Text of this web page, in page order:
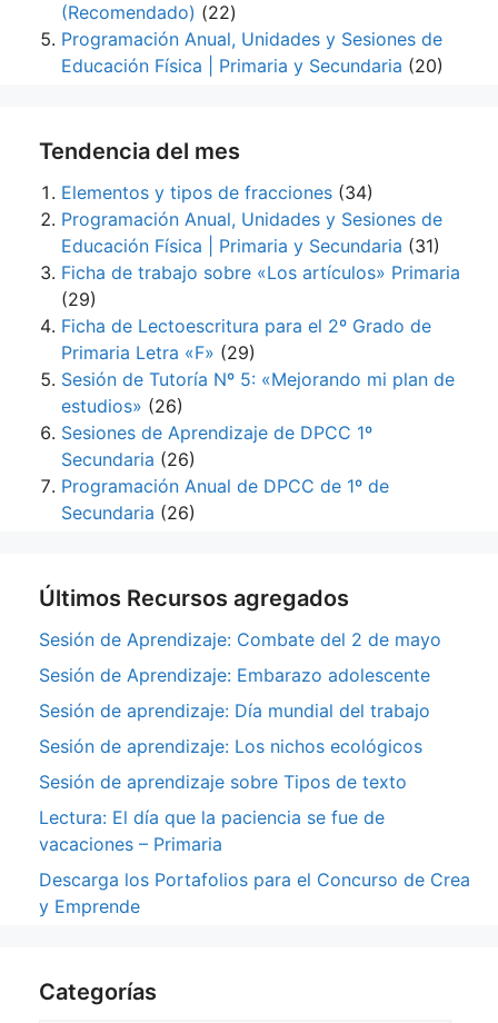
(Recomendado) (22)
Programación Anual, Unidades y Sesiones de
Educación Física | Primaria y Secundaria (20)
Tendencia del mes
Elementos y tipos de fracciones (34)
Programación Anual, Unidades y Sesiones de
Educación Física | Primaria y Secundaria (31)
Ficha de trabajo sobre «Los artículos» Primaria
(29)
Ficha de Lectoescritura para el 2º Grado de
Primaria Letra «F» (29)
Sesión de Tutoría Nº 5: «Mejorando mi plan de
estudios» (26)
Sesiones de Aprendizaje de DPCC 1º
Secundaria (26)
Programación Anual de DPCC de 1º de
Secundaria (26)
Últimos Recursos agregados
Sesión de Aprendizaje: Combate del 2 de mayo
Sesión de Aprendizaje: Embarazo adolescente
Sesión de aprendizaje: Día mundial del trabajo
Sesión de aprendizaje: Los nichos ecológicos
Sesión de aprendizaje sobre Tipos de texto
Lectura: El día que la paciencia se fue de
vacaciones – Primaria
Descarga los Portafolios para el Concurso de Crea
y Emprende
Categorías